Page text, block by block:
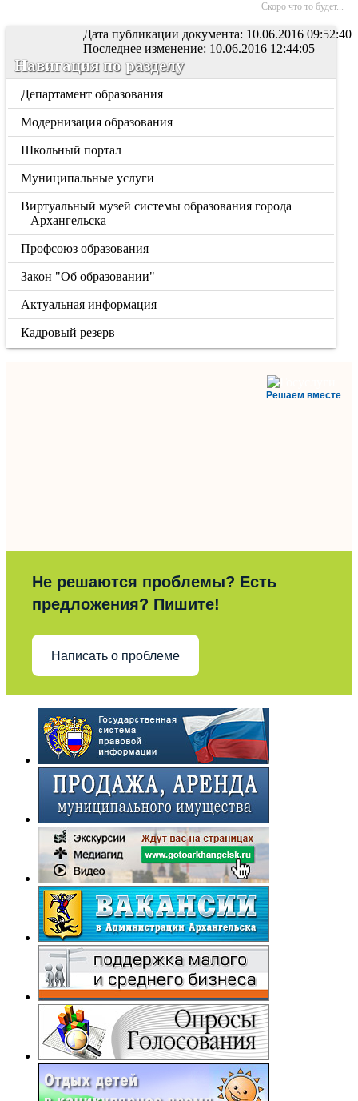
Скоро что то будет...
Дата публикации документа: 10.06.2016 09:52:40
Последнее изменение: 10.06.2016 12:44:05
Навигация по разделу
Департамент образования
Модернизация образования
Школьный портал
Муниципальные услуги
Виртуальный музей системы образования города
Архангельска
Профсоюз образования
Закон "Об образовании"
Актуальная информация
Кадровый резерв
Решаем вместе
Не решаются проблемы? Есть
предложения? Пишите!
Написать о проблеме